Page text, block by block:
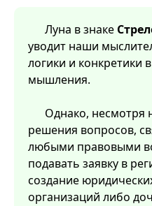
Луна в знаке
уводит наши
логики и конкретики
мышления.
Однако, несмотря
решения вопросов,
любыми правовыми
подавать заявку в
создание
организаций либо